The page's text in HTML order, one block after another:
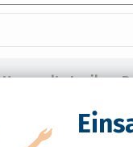
Verwandte Lexikon-
Definition und Erklärung
CO2-Steuer - Was ist